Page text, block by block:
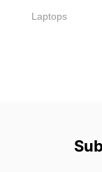
Laptops